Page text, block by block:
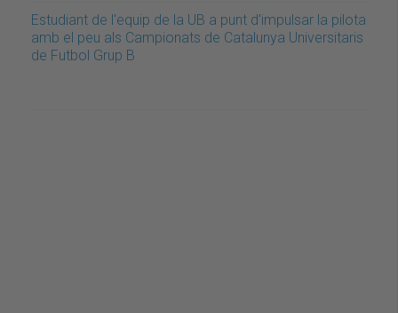
Estudiant de l'equip de la UB a punt d'impulsar la pilota
amb el peu als Campionats de Catalunya Universitaris
de Futbol Grup B